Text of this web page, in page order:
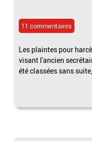
11 commentaires
Les plaintes pour
visant l'ancien
été classées sans